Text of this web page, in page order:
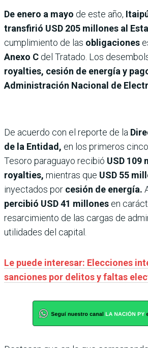
De enero a mayo de este año,
transfirió USD 205 millones al
cumplimiento de las obligaciones
Anexo C del Tratado. Los
royalties, cesión de energía y
Administración Nacional de
De acuerdo con el reporte de la
de la Entidad, en los primeros
Tesoro paraguayo recibió USD 109
royalties, mientras que USD 55
inyectados por cesión de energía.
percibió USD 41 millones en
resarcimiento de las cargas de
utilidades del capital.
Le puede interesar: Elecciones
sanciones por delitos y faltas